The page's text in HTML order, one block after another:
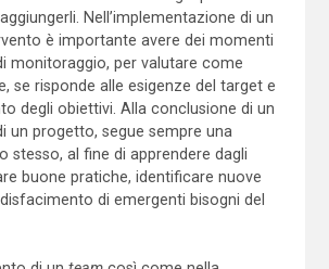
Nell’implementazione di un
è importante avere dei momenti
monitoraggio, per valutare come
se risponde alle esigenze del target e
degli obiettivi. Alla conclusione di un
un progetto, segue sempre una
stesso, al fine di apprendere dagli
buone pratiche, identificare nuove
di emergenti bisogni del